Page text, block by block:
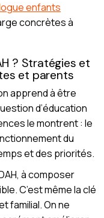
enfants
concrètes à
? Stratégies et
et parents
apprend à être
d’éducation
le montrent : le
du
et des priorités.
à composer
C’est même la clé
familial. On ne